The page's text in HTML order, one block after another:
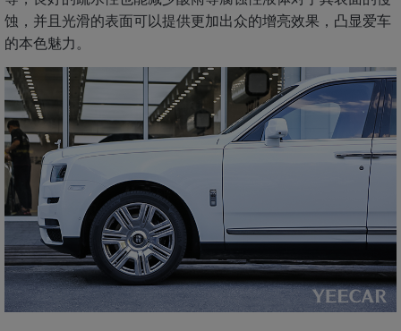
蚀，并且光滑的表面可以提供更加出众的增亮效果，凸显爱车
的本色魅力。